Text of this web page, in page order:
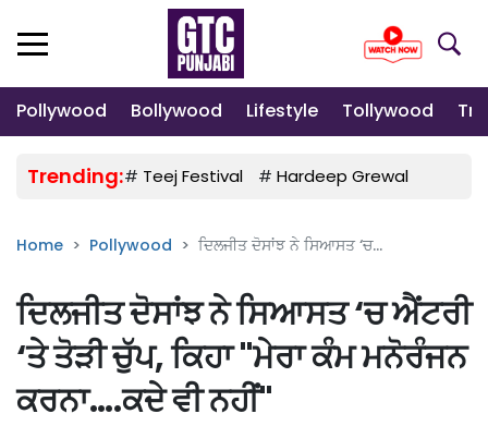
Pollywood Bollywood Lifestyle Tollywood
Trending:# Teej Festival # Hardeep Grewal
Home Pollywood ਦਿਲਜੀਤ ਦੋਸਾਂਝ ਨੇ ਸਿਆਸਤ ‘ਚ...
ਦਿਲਜੀਤ ਦੋਸਾਂਝ ਨੇ ਸਿਆਸਤ ‘ਚ ਐਂਟਰੀ
‘ਤੇ ਤੋੜੀ ਚੁੱਪ, ਕਿਹਾ "ਮੇਰਾ ਕੰਮ ਮਨੋਰੰਜਨ
ਕਰਨਾ….ਕਦੇ ਵੀ ਨਹੀਂ"